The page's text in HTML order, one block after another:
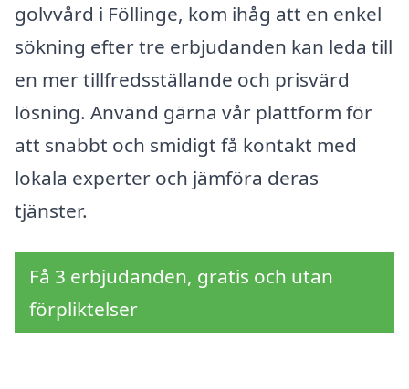
golvvård i Föllinge, kom ihåg att en enkel
sökning efter tre erbjudanden kan leda till
en mer tillfredsställande och prisvärd
lösning. Använd gärna vår plattform för
att snabbt och smidigt få kontakt med
lokala experter och jämföra deras
tjänster.
Få 3 erbjudanden, gratis och utan
förpliktelser